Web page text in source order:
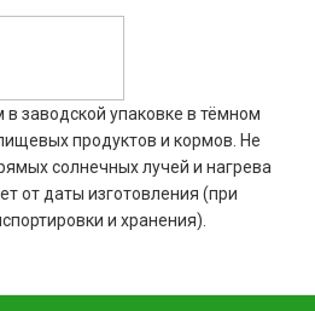
заводской упаковке в тёмном
продуктов и кормов. Не
солнечных лучей и нагрева
от даты изготовления (при
и хранения).